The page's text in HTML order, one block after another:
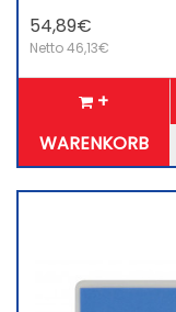
54,89€
Netto 46,13€
+
WARENKORB